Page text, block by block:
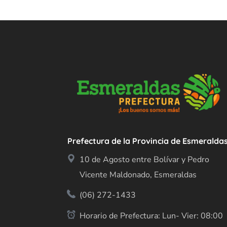
Prefectura de la Provincia de
10 de Agosto entre Bolívar y Pedro
Vicente Maldonado, Esmeraldas
(06) 272-1433
Horario de Prefectura: Lun- Vier: 08:00